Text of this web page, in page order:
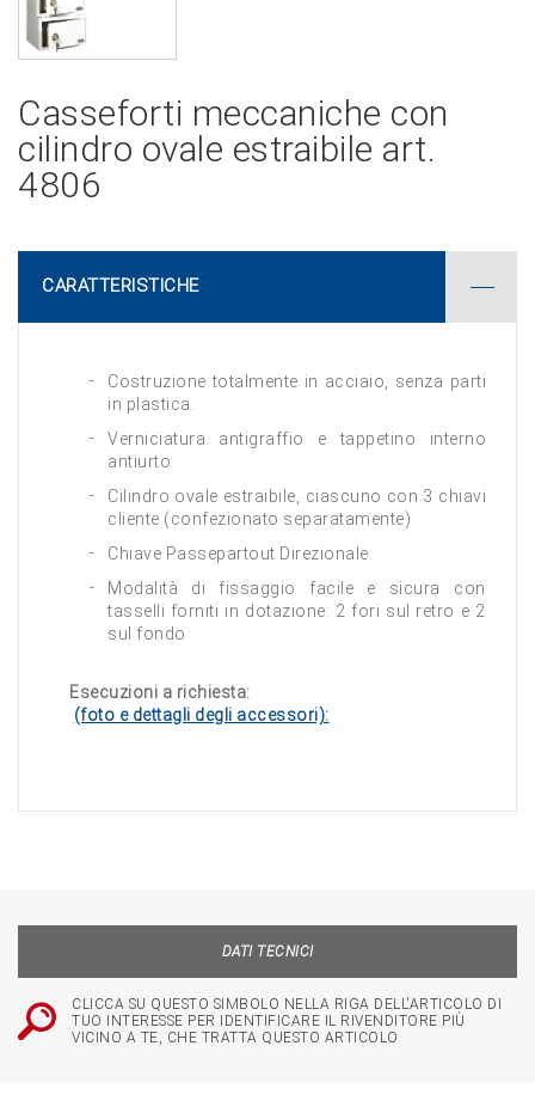
Casseforti meccaniche con
cilindro ovale estraibile art.
4806
CARATTERISTICHE
Costruzione totalmente in acciaio, senza parti
in plastica.
Verniciatura antigraffio e tappetino interno
antiurto
Cilindro ovale estraibile, ciascuno con 3 chiavi
cliente (confezionato separatamente)
Chiave Passepartout Direzionale
Modalità di fissaggio facile e sicura con
tasselli forniti in dotazione: 2 fori sul retro e 2
sul fondo
Esecuzioni a richiesta:
(foto e dettagli degli accessori):
DATI TECNICI
CLICCA SU QUESTO SIMBOLO NELLA RIGA DELL'ARTICOLO DI
TUO INTERESSE PER IDENTIFICARE IL RIVENDITORE PIÙ
VICINO A TE, CHE TRATTA QUESTO ARTICOLO